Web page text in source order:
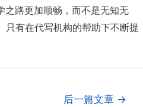
之路更加顺畅，而不是无知无
只有在代写机构的帮助下不断提
后一篇文章 →